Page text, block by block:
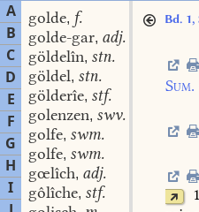
A
B
C
D
E
F
G
H
I
golde, f.
golde-gar, adj.
göldelîn, stn.
göldel, stn.
gölderîe, stf.
golenzen, swv.
golfe, swm.
golfe, swm.
gœlîch, adj.
gôlîche, stf.
Bd. 1,
Sum.